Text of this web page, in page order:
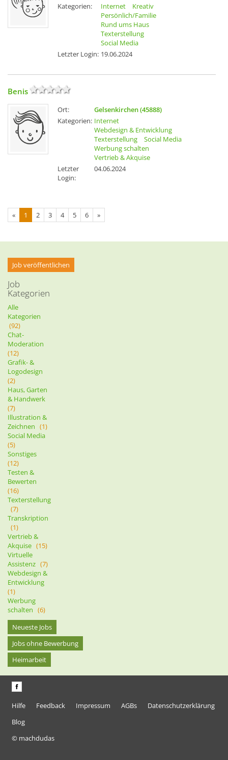
Kategorien:
Internet
Kreativ
Persönlich/Familie
Rund ums Haus
Texterstellung
Social Media
Letzter Login: 19.06.2024
Benis
Ort:
Gelsenkirchen (45888)
Kategorien: Internet
Webdesign & Entwicklung
Texterstellung
Social Media
Werbung schalten
Vertrieb & Akquise
Letzter
Login:
04.06.2024
« 1 2 3 4 5 6 »
Job veröffentlichen
Job
Kategorien
Alle
Kategorien
(92)
Chat-
Moderation
(12)
Grafik- &
Logodesign
(2)
Haus, Garten
& Handwerk
(7)
Illustration &
Zeichnen (1)
Social Media
(5)
Sonstiges
(12)
Testen &
Bewerten
(16)
Texterstellung
(7)
Transkription
(1)
Vertrieb &
Akquise (15)
Virtuelle
Assistenz (7)
Webdesign &
Entwicklung
(1)
Werbung
schalten (6)
Neueste Jobs
Jobs ohne Bewerbung
Heimarbeit
Hilfe Feedback Impressum AGBs
Datenschutzerklärung
Blog
© machdudas